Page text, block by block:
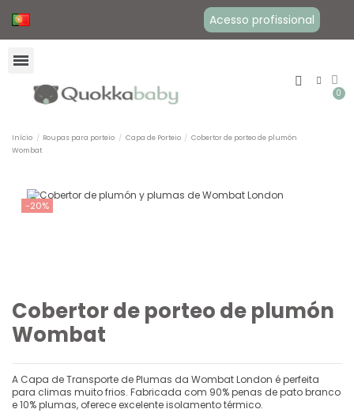
Acesso profissional
Início Roupas para porteio Capa de Porteio
Cobertor de porteo de plumón
Wombat
-20%
Cobertor de porteo de plumón
Wombat
A Capa de Transporte de Plumas da Wombat London é perfeita
para climas muito frios. Fabricada com 90% penas de pato branco
e 10% plumas, oferece excelente isolamento térmico.